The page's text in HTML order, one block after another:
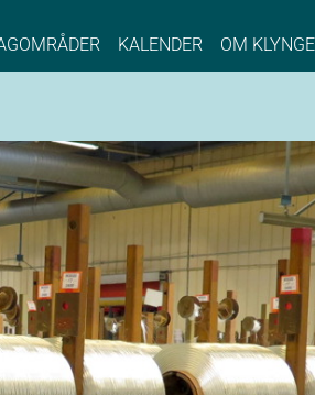
Sustainable
KALENDER OM